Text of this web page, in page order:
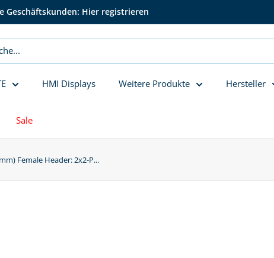
Geschäftskunden: Hier registrieren
HMI Displays Weitere Produkte Hersteller
Sale
Female Header: 2x2-P...